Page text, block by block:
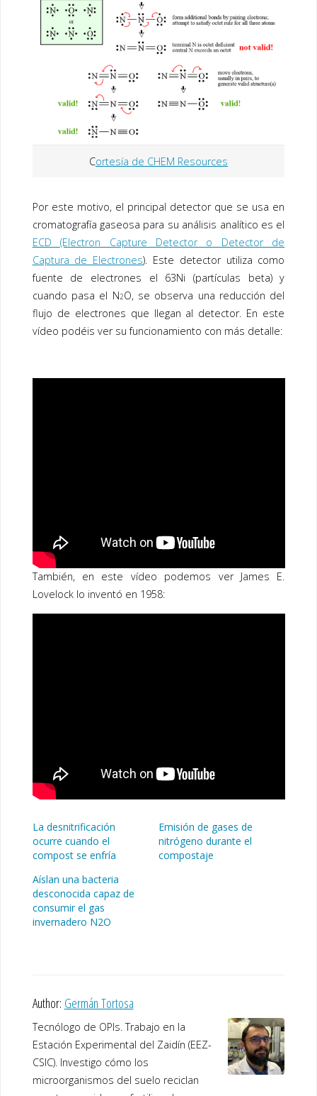
Cortesía de CHEM Resources
Por este motivo, el principal detector que se usa en
cromatografía gaseosa para su análisis analítico es el
ECD (Electron Capture Detector o Detector de
Captura de Electrones). Este detector utiliza como
fuente de electrones el 63Ni (partículas beta) y
cuando pasa el N2O, se observa una reducción del
flujo de electrones que llegan al detector. En este
vídeo podéis ver su funcionamiento con más detalle:
También, en este vídeo podemos ver James E.
Lovelock lo inventó en 1958:
La desnitrificación
ocurre cuando el
compost se enfría
Emisión de gases de
nitrógeno durante el
compostaje
Aíslan una bacteria
desconocida capaz de
consumir el gas
invernadero N2O
Author: Germán Tortosa
Tecnólogo de OPIs. Trabajo en la
Estación Experimental del Zaidín (EEZ-
CSIC). Investigo cómo los
microorganismos del suelo reciclan